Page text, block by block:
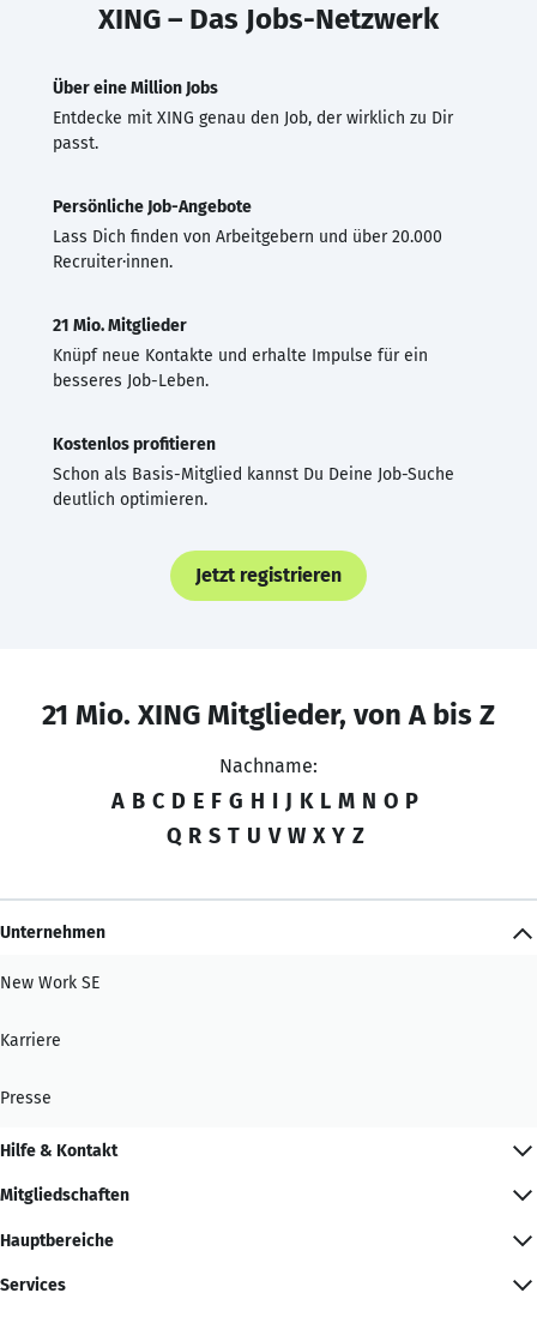
XING – Das Jobs-Netzwerk
Über eine Million Jobs
Entdecke mit XING genau den Job, der wirklich zu Dir
passt.
Persönliche Job-Angebote
Lass Dich finden von Arbeitgebern und über 20.000
Recruiter·innen.
21 Mio. Mitglieder
Knüpf neue Kontakte und erhalte Impulse für ein
besseres Job-Leben.
Kostenlos profitieren
Schon als Basis-Mitglied kannst Du Deine Job-Suche
deutlich optimieren.
Jetzt registrieren
21 Mio. XING Mitglieder, von A bis Z
Nachname:
A B C D E F G H I J K L M N O P
Q R S T U V W X Y Z
Unternehmen
New Work SE
Karriere
Presse
Hilfe & Kontakt
Mitgliedschaften
Hauptbereiche
Services